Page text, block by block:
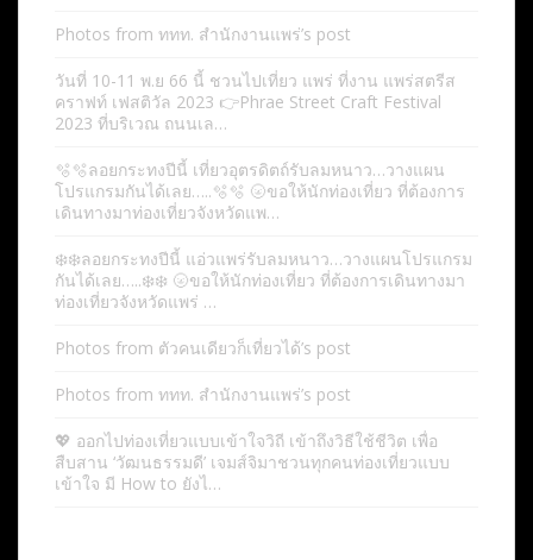
Photos from ททท. สำนักงานแพร่’s post
วันที่ 10-11 พ.ย 66 นี้ ชวนไปเที่ยว แพร่ ที่งาน แพร่สตรีส
คราฟท์ เฟสติวัล 2023 👉Phrae Street Craft Festival
2023 ที่บริเวณ ถนนเล…
🫧🫧ลอยกระทงปีนี้ เที่ยวอุตรดิตถ์รับลมหนาว…วางแผน
โปรแกรมกันได้เลย…..🫧🫧 🌝ขอให้นักท่องเที่ยว ที่ต้องการ
เดินทางมาท่องเที่ยวจังหวัดแพ…
❄️❄️ลอยกระทงปีนี้ แอ่วแพร่รับลมหนาว…วางแผนโปรแกรม
กันได้เลย…..❄️❄️ 🌝ขอให้นักท่องเที่ยว ที่ต้องการเดินทางมา
ท่องเที่ยวจังหวัดแพร่ …
Photos from ตัวคนเดียวก็เที่ยวได้’s post
Photos from ททท. สำนักงานแพร่’s post
💖 ออกไปท่องเที่ยวแบบเข้าใจวิถี เข้าถึงวิธีใช้ชีวิต เพื่อ
สืบสาน ‘วัฒนธรรมดี’ เจมส์จิมาชวนทุกคนท่องเที่ยวแบบ
เข้าใจ มี How to ยังไ…